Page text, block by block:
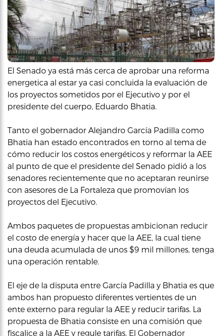
El Senado ya está más cerca de aprobar una reforma
energetica al estar ya casi concluida la evaluación de
los proyectos sometidos por el Ejecutivo y por el
presidente del cuerpo, Eduardo Bhatia.
Tanto el gobernador Alejandro García Padilla como
Bhatia han estado encontrados en torno al tema de
cómo reducir los costos energéticos y reformar la AEE
al punto de que el presidente del Senado pidió a los
senadores recientemente que no aceptaran reunirse
con asesores de La Fortaleza que promovían los
proyectos del Ejecutivo.
Ambos paquetes de propuestas ambicionan reducir
el costo de energía y hacer que la AEE, la cual tiene
una deuda acumulada de unos $9 mil millones, tenga
una operación rentable.
El eje de la disputa entre García Padilla y Bhatia es que
ambos han propuesto diferentes vertientes de un
ente externo para regular la AEE y reducir tarifas. La
propuesta de Bhatia consiste en una comisión que
fiscalice a la AEE y regule tarifas. El Gobernador